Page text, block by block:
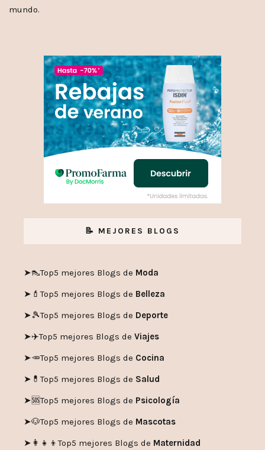
mundo.
📝 MEJORES BLOGS
➤👠Top5 mejores Blogs de Moda
➤💄Top5 mejores Blogs de Belleza
➤🎾Top5 mejores Blogs de Deporte
➤✈️Top5 mejores Blogs de Viajes
➤🥕Top5 mejores Blogs de Cocina
➤💊Top5 mejores Blogs de Salud
➤🆘Top5 mejores Blogs de Psicología
➤🐶Top5 mejores Blogs de Mascotas
➤👩‍👧‍👦Top5 mejores Blogs de Maternidad